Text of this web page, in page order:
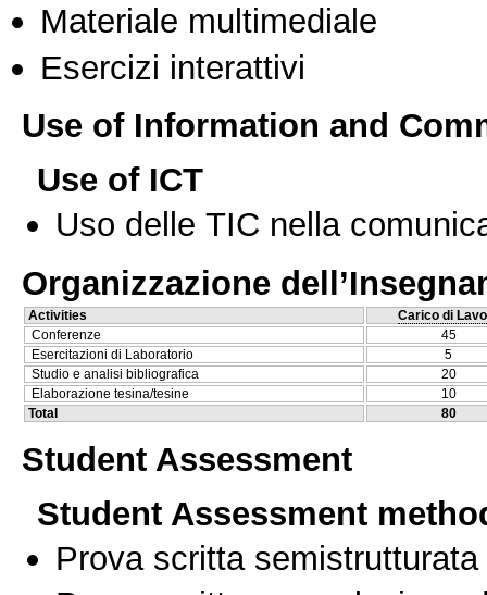
Materiale multimediale
Esercizi interattivi
Use of Information and
Use of ICT
Uso delle TIC nella
Organizzazione
Activities
Carico di
Conferenze
45
Esercitazioni di Laboratorio
5
Studio e analisi bibliografica
20
Elaborazione tesina/tesine
10
Total
80
Student Assessment
Student Assessment
Prova scritta